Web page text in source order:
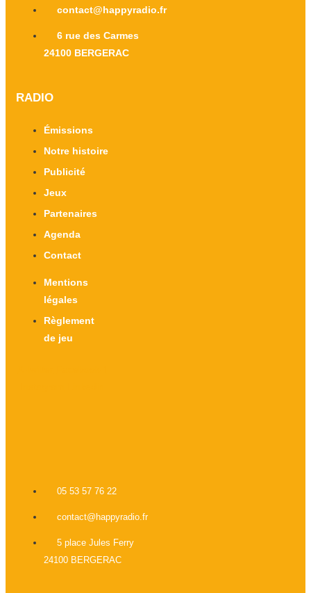
contact@happyradio.fr
6 rue des Carmes
24100 BERGERAC
RADIO
Émissions
Notre histoire
Publicité
Jeux
Partenaires
Agenda
Contact
Mentions
légales
Règlement
de jeu
05 53 57 76 22
contact@happyradio.fr
5 place Jules Ferry
24100 BERGERAC